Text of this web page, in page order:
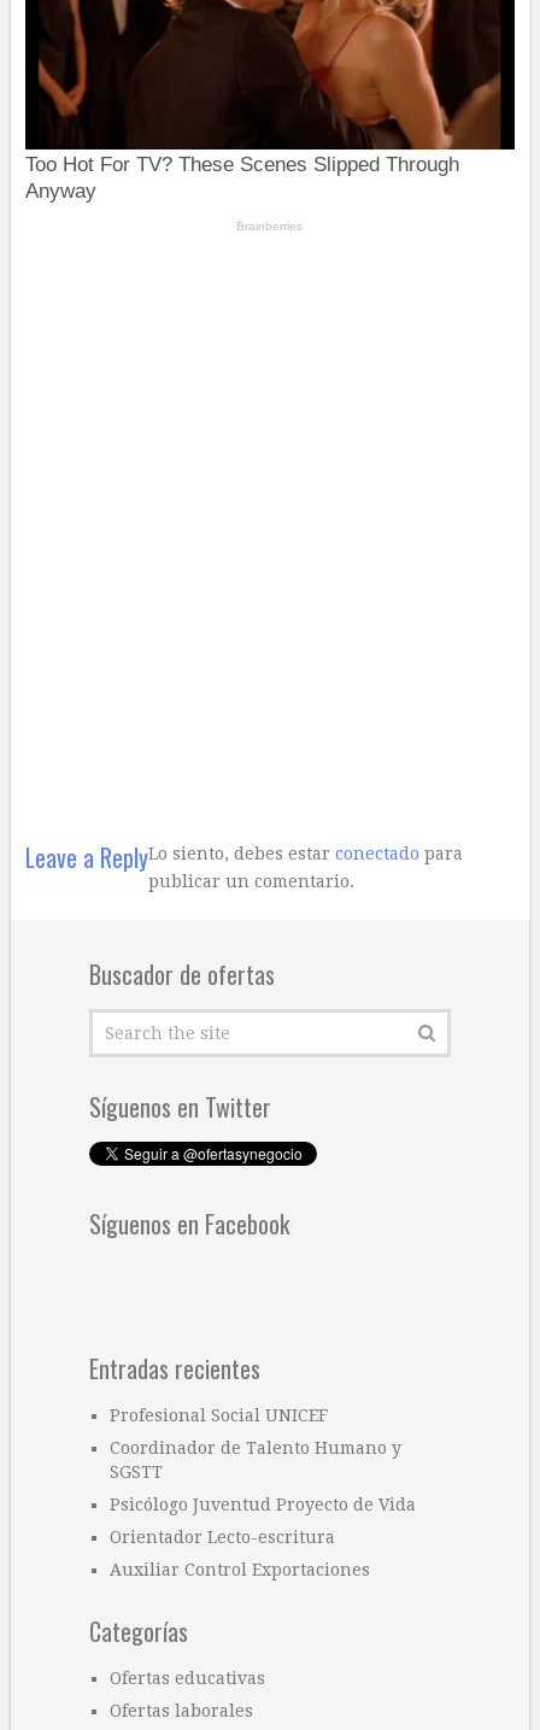
Leave a ReplyLo siento, debes estar conectado para
publicar un comentario.
Buscador de ofertas
Síguenos en Twitter
Síguenos en Facebook
Entradas recientes
Profesional Social UNICEF
Coordinador de Talento Humano y
SGSTT
Psicólogo Juventud Proyecto de Vida
Orientador Lecto-escritura
Auxiliar Control Exportaciones
Categorías
Ofertas educativas
Ofertas laborales